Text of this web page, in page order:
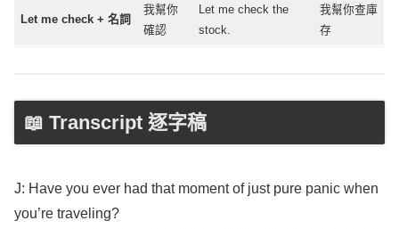
Letmecheck + 名詞
我幫你
確認
Let mecheck the
stock.
我幫你查庫
存
📖 Transcript 逐字稿
J: Have you ever had that momentof just pure panic when
you’re traveling?